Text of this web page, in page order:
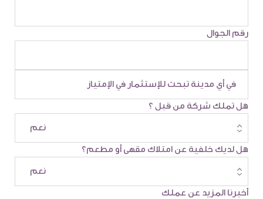
رقم الجوال
هل تملك شركة من قبل ؟
هل لديك خلفية عن امتلاك مقهى أو مطعم؟
أخبرنا المزيد عن عملك